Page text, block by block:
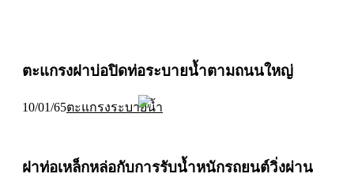
ตะแกรงฝาบ่อปิดท่อระบายน้ำตามถนนใหญ่
10/01/65ตะแกรงระบายน้ำ
ฝาท่อเหล็กหล่อกับการรับน้ำหนักรถยนต์วิ่งผ่าน